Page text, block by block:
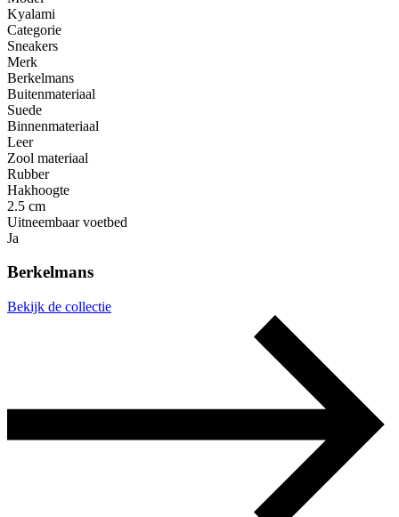
Kyalami
Categorie
Sneakers
Merk
Berkelmans
Buitenmateriaal
Suede
Binnenmateriaal
Leer
Zool materiaal
Rubber
Hakhoogte
2.5 cm
Uitneembaar voetbed
Ja
Berkelmans
Bekijk de collectie